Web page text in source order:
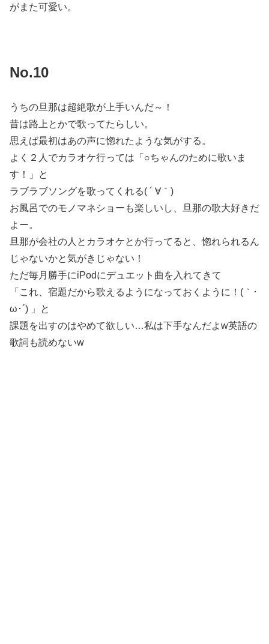
がまた可愛い。
No.10
うちの旦那は超絶歌が上手いんだ～！
昔は路上とかで歌ってたらしい。
思えば最初はあの声に惚れたような気がする。
よく２人でカラオケ行っては「○ちゃんのために歌いま
す！」と
ラブラブソングを歌ってくれる( ´ ∀｀)
お風呂でのモノマネショーも楽しいし、旦那の歌大好きだ
よー。
旦那が会社の人とカラオケとか行ってると、惚れられるん
じゃないかと気がきじゃない！
ただ毎月勝手にiPodにデュエット曲を入れてきて
「これ、宿題だから歌えるようになっておくように！(｀･
ω･´) 」と
課題を出すのはやめて欲しい…私は下手なんだよw英語の
歌詞も読めないw